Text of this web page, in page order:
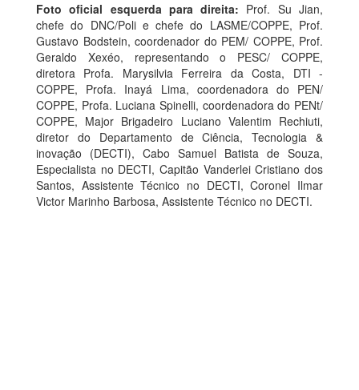
Foto oficial esquerda para direita: Prof. Su Jian,
chefe do DNC/Poli e chefe do LASME/COPPE, Prof.
Gustavo Bodstein, coordenador do PEM/ COPPE, Prof.
Geraldo Xexéo, representando o PESC/ COPPE,
diretora Profa. Marysilvia Ferreira da Costa, DTI -
COPPE, Profa. Inayá Lima, coordenadora do PEN/
COPPE, Profa. Luciana Spinelli, coordenadora do PENt/
COPPE, Major Brigadeiro Luciano Valentim Rechiuti,
diretor do Departamento de Ciência, Tecnologia &
inovação (DECTI), Cabo Samuel Batista de Souza,
Especialista no DECTI, Capitão Vanderlei Cristiano dos
Santos, Assistente Técnico no DECTI, Coronel Ilmar
Victor Marinho Barbosa, Assistente Técnico no DECTI.